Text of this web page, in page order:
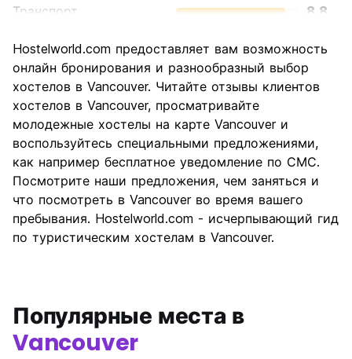
Транспорт
8.8
достопримечательностей
8.6
Культура
8.0
Ночная жизнь
Соотношение цены и
качества
7.1
Hostelworld.com предоставляет вам возможность
онлайн бронирования и разнообразный выбор
хостелов в Vancouver. Читайте отзывы клиентов
хостелов в Vancouver, просматривайте
молодежные хостелы на карте Vancouver и
воспользуйтесь специальными предложениями,
как например бесплатное уведомление по СМС.
Посмотрите наши предложения, чем заняться и
что посмотреть в Vancouver во время вашего
пребывания. Hostelworld.com - исчерпывающий гид
по туристическим хостелам в Vancouver.
Популярные места в
Vancouver